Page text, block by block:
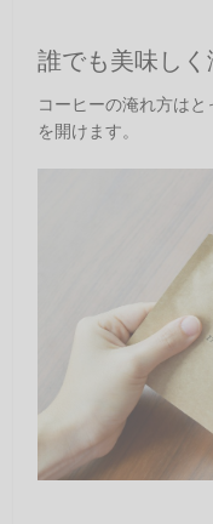
誰でも美味し
コーヒーの淹れ方は
を開けます。